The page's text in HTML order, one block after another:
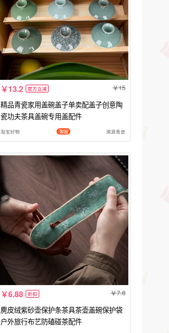
13.2 官方立减 15
精品青瓷家用盖碗盖子单卖配盖子创意陶
瓷功夫茶具盖碗专用盖配件
淘宝好物 溯源青瓷
6.88 折扣 7.8
麂皮绒紫砂壶保护条茶具茶壶盖碗保护袋
户外旅行布艺防磕碰茶配件